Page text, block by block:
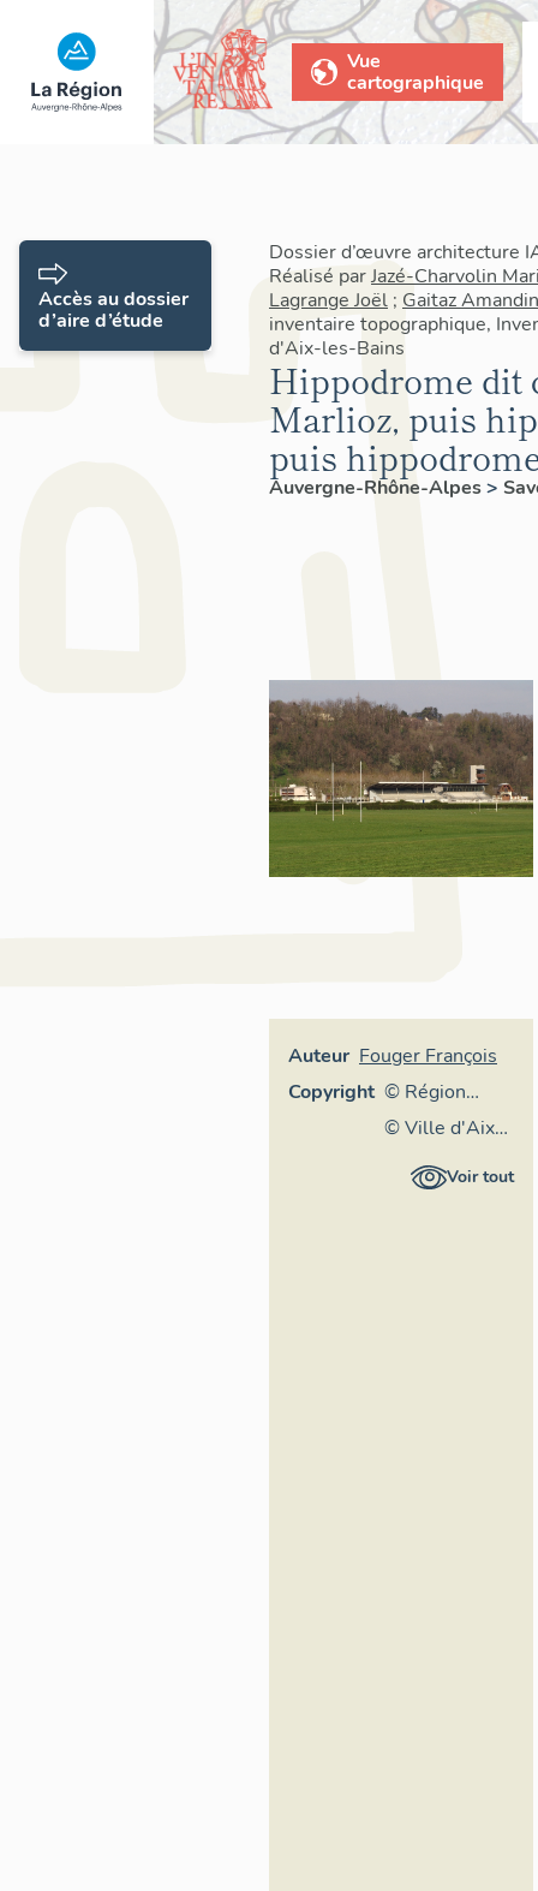
Vue
cartographique
Dossier d’œuvre architecture
Réalisé parJazé-Charvolin
Lagrange Joël ; Gaitaz
inventaire topographique,
d'Aix-les-Bains
Hippodrome dit
Marlioz, puis
puis
Auvergne-Rhône-Alpes>
Auteur Fouger François
Copyright © Région
Rhône-Alpes,
Inventaire
© Ville d'Aix-
les-BainsVoir tout
Accès au dossier
d’aire d’étude